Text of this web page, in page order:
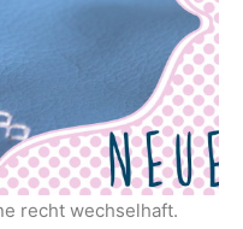
recht wechselhaft.